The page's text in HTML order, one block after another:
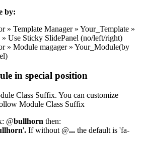
by:
» Template Manager » Your_Template »
Use Sticky SlidePanel (no/left/right)
» Module magager » Your_Module(by
in special position
Class Suffix. You can customize
Module Class Suffix
@bullhorn then:
'. If without @... the default is 'fa-